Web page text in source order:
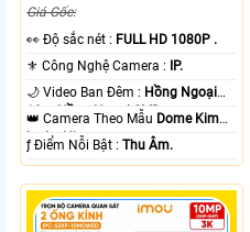
Giá Gốc:
️👀 Độ sắc nét : FULL HD 1080P .
⚜️ Công Nghệ Camera :
IP.
🌙 Video Ban Đêm : Hồng Ngoại
10m Hồng Ngoại SMD.
👑 Camera Theo Mẫu Dome Kim
loại + Nhựa.
️ƒ Điểm Nỗi Bật :Thu Âm.